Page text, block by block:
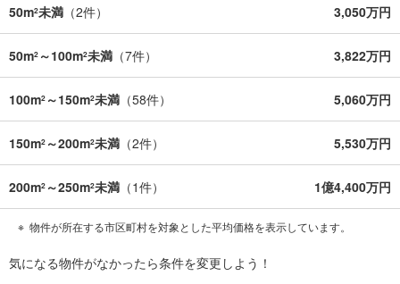
50m2未満 （2件） 3,050万円
50m2 ～100m2未満 （7件） 3,822万円
100m2 ～150m2未満 （58件） 5,060万円
150m2 ～200m2未満 （2件） 5,530万円
200m2 ～250m2未満 （1件） 1億4,400万円
物件が所在する市区町村を対象とした平均価格を表示しています。
気になる物件がなかったら条件を変更しよう！